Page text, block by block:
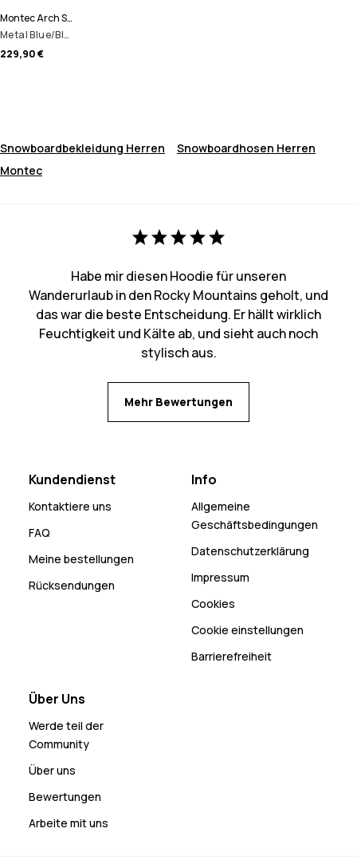
Montec Arch Snowboardhose Herren
Metal Blue/Black
229,90 €
Snowboardbekleidung Herren
Snowboardhosen Herren
Montec
Habe mir diesen Hoodie für unseren
Wanderurlaub in den Rocky Mountains geholt, und
das war die beste Entscheidung. Er hällt wirklich
Feuchtigkeit und Kälte ab, und sieht auch noch
stylisch aus.
Mehr Bewertungen
Kundendienst
Kontaktiere uns
FAQ
Meine bestellungen
Rücksendungen
Info
Allgemeine
Geschäftsbedingungen
Datenschutzerklärung
Impressum
Cookies
Cookie einstellungen
Barrierefreiheit
Über Uns
Werde teil der
Community
Über uns
Bewertungen
Arbeite mit uns